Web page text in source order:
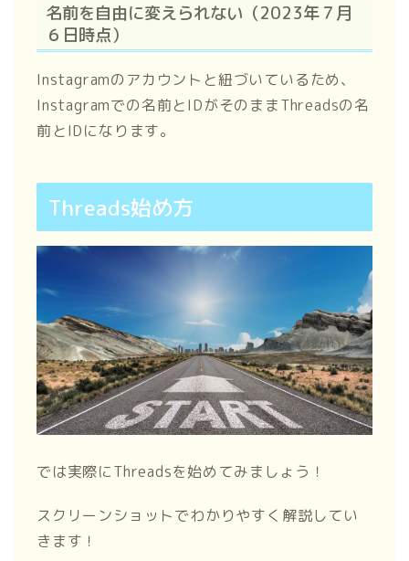
名前を自由に変えられない（2023年７月
６日時点）
Instagramのアカウントと紐づいているため、
Instagramでの名前とIDがそのままThreadsの名
前とIDになります。
Threads始め方
では実際にThreadsを始めてみましょう！
スクリーンショットでわかりやすく解説してい
きます！